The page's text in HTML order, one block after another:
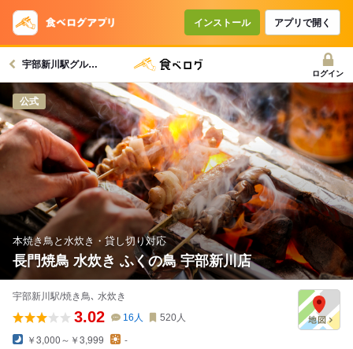
インストール アプリで開く
宇部新川駅グルメへ
ログイン
公式
本焼き鳥と水炊き・貸し切り対応
長門焼鳥 水炊き ふくの鳥 宇部新川店
宇部新川駅/焼き鳥､ 水炊き
3.02 16 人 520人
￥3,000～￥3,999
-
コースで使えるクーポン
戻る
クーポンを利用せず予約する